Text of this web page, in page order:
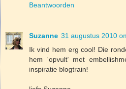
Beantwoorden
Suzanne 31 augustus 2010
Ik vind hem erg cool! Die
hem 'opvult' met
inspiratie blogtrain!